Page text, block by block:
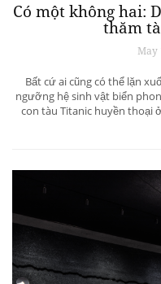
Có một không hai:
thăm
May
Bất cứ ai cũng có thể lặn
ngưỡng hệ sinh vật biển
con tàu Titanic huyền thoại